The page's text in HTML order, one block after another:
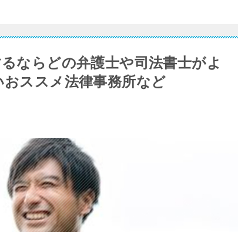
ならどの弁護士や司法書士がよ
ススメ法律事務所など